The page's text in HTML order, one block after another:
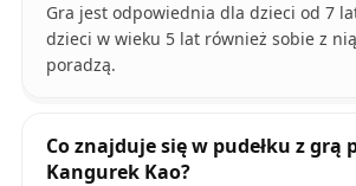
Gra jest odpowiednia dla dzieci od 7
dzieci w wieku 5 lat również sobie z
poradzą.
Co znajduje się w pudełku z grą
Kangurek Kao?